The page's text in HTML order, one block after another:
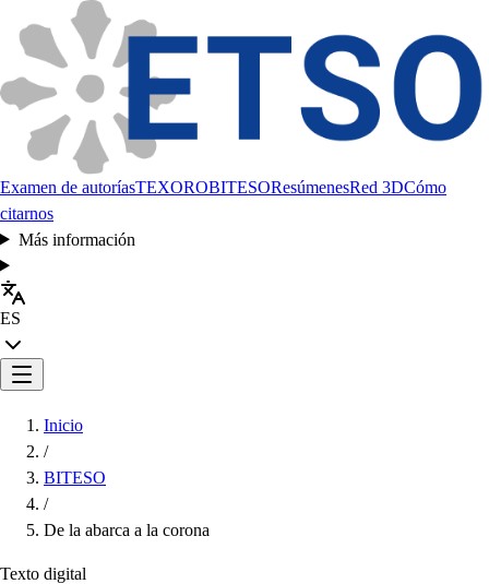
Examen de autoríasTEXOROBITESOResúmenesRed 3DCómo
citarnos
Más información
ES
Inicio
/
BITESO
/
De la abarca a la corona
Texto digital